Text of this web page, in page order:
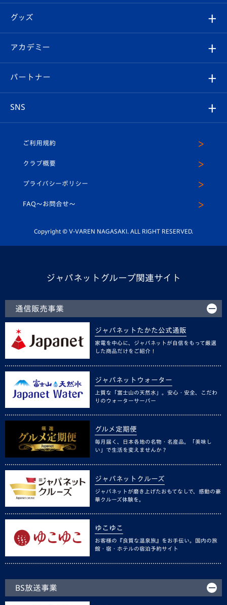
チケット
イベント
メディア
ホームタウン
スタッフプロフィール
マスコット紹介
平和祈念活動
ホームタウン活動
はじめての観戦ガイド
Revive Team
ヴィヴィくんの長崎おもてなしガイド
フォトギャラリー
スタジアムグルメ
チケット
V-LOVERS（ファンクラブ）
プレイヤーズスイート
グッズ
オンラインショップ
店舗情報
アカデミー
育成からのお知らせ
U-18
スクール
パートナー
SNS
ヴィヴィくんインスタグラム
公式LINE＠
ご利用規約
クラブ概要
プライバシーポリシー
FAQ〜お問合せ〜
Copyright © V-VAREN NAGASAKI. ALL RIGHT RESERVED.
ジャパネットグループ関連サイト
通信販売事業
ジャパネットたかた公式通販
家電を中心に、ジャパネットが自信をもって厳選
した商品だけをご紹介！
ジャパネットウォーター
上質な「富士山の天然水」。安心・安全、こだわ
りのウォーターサーバー
グルメ定期便
毎月届く、日本各地の名物・名産品。「美味し
い」で生活を変えませんか？
ジャパネットクルーズ
ジャパネットが磨き上げたおもてなしで、感動の豪
華クルーズ体験を。
ゆこゆこ
お客様の『良質な温泉旅』をお手伝い。国内の旅
館・宿・ホテルの宿泊予約サイト
BS放送事業